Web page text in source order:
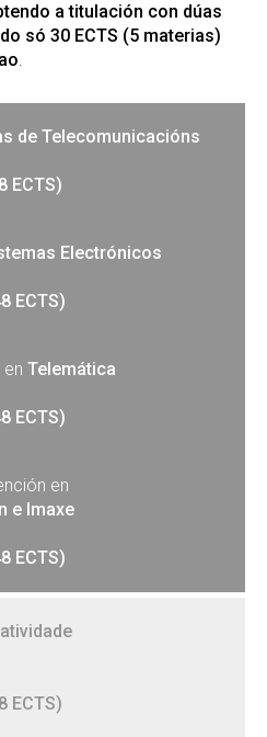
a titulación con dúas
só 30 ECTS (5 materias)
.
de Telecomunicacións
ECTS)
Electrónicos
ECTS)
en Telemática
ECTS)
en
e Imaxe
ECTS)
ECTS)